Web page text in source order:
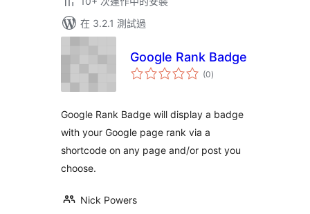
在 3.2.1 測試過
Google Rank Badge
(0總
評)
Google Rank Badge will display a badge
with your Google page rank via a
shortcode on any page and/or post you
choose.
Nick Powers